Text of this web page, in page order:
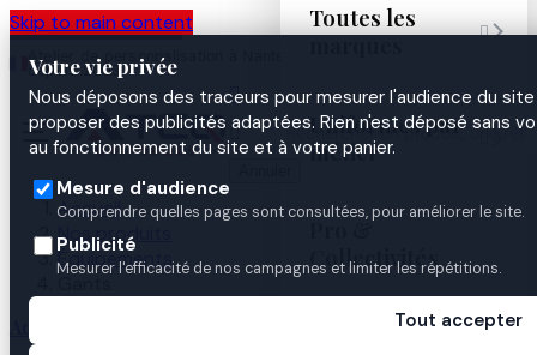
Skip to main content
Votre vie privée
Nous déposons des traceurs pour mesurer l'audience du
proposer des publicités adaptées. Rien n'est déposé sans
au fonctionnement du site et à votre panier.
Mesure d'audience
Comprendre quelles pages sont consultées, pour améliorer le site.
Publicité
Mesurer l'efficacité de nos campagnes et limiter les répétitions.
Tout accepter
Atelier de personnalisation à Nantes
depuis 2003


Toutes les
marques

Uniformes par
métier
Pro &
Collectivités
Accueil
Nos produits
Équipements